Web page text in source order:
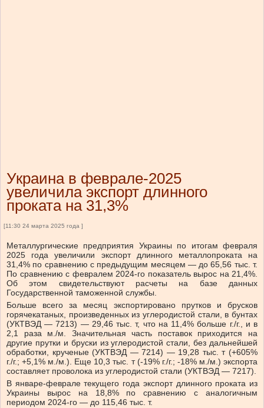
Украина в феврале-2025
увеличила экспорт длинного
проката на 31,3%
[11:30 24 марта 2025 года ]
Металлургические предприятия Украины по итогам февраля
2025 года увеличили экспорт длинного металлопроката на
31,4% по сравнению с предыдущим месяцем — до 65,56 тыс. т.
По сравнению с февралем 2024-го показатель вырос на 21,4%.
Об этом свидетельствуют расчеты на базе данных
Государственной таможенной службы.
Больше всего за месяц экспортировано прутков и брусков
горячекатаных, произведенных из углеродистой стали, в бунтах
(УКТВЭД — 7213) — 29,46 тыс. т, что на 11,4% больше г./г., и в
2,1 раза м./м. Значительная часть поставок приходится на
другие прутки и бруски из углеродистой стали, без дальнейшей
обработки, крученые (УКТВЭД — 7214) — 19,28 тыс. т (+605%
г./г.; +5,1% м./м.). Еще 10,3 тыс. т (-19% г./г.; -18% м./м.) экспорта
составляет проволока из углеродистой стали (УКТВЭД — 7217).
В январе-феврале текущего года экспорт длинного проката из
Украины вырос на 18,8% по сравнению с аналогичным
периодом 2024-го — до 115,46 тыс. т.